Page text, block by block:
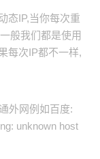
态IP,当你每次重
般我们都是使用
每次IP都不一样,
外网例如百度:
unknown host